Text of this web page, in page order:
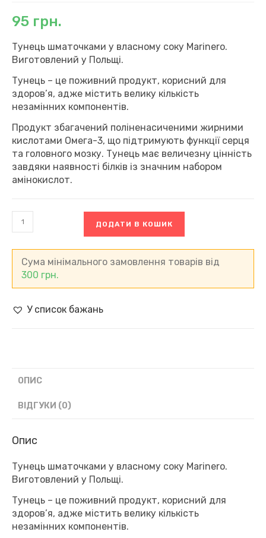
95 грн.
Тунець шматочками у власному соку Marinero.
Виготовлений у Польщі.
Тунець – це поживний продукт, корисний для
здоров’я, адже містить велику кількість
незамінних компонентів.
Продукт збагачений поліненасиченими жирними
кислотами Омега-3, що підтримують функції серця
та головного мозку. Тунець має величезну цінність
завдяки наявності білків із значним набором
амінокислот.
шматочками
власному
соку
Marinero,
г)
ДОДАТИ В КОШИК
Сума мінімального замовлення товарів від
300 грн.
У список бажань
ОПИС
ВІДГУКИ (0)
Опис
Тунець шматочками у власному соку Marinero.
Виготовлений у Польщі.
Тунець – це поживний продукт, корисний для
здоров’я, адже містить велику кількість
незамінних компонентів.